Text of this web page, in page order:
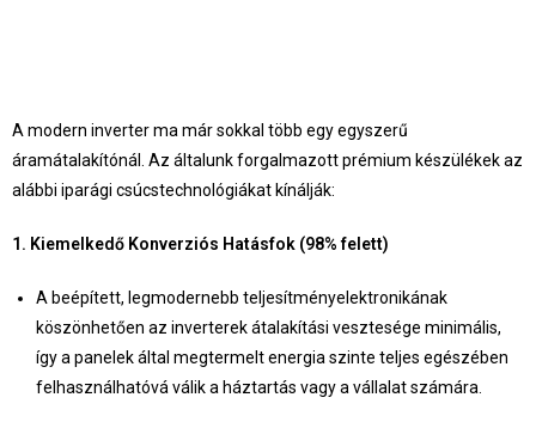
A modern inverter ma már sokkal több egy egyszerű
áramátalakítónál. Az általunk forgalmazott prémium készülékek az
alábbi iparági csúcstechnológiákat kínálják:
1. Kiemelkedő Konverziós Hatásfok (98% felett)
A beépített, legmodernebb teljesítményelektronikának
köszönhetően az inverterek átalakítási vesztesége minimális,
így a panelek által megtermelt energia szinte teljes egészében
felhasználhatóvá válik a háztartás vagy a vállalat számára.